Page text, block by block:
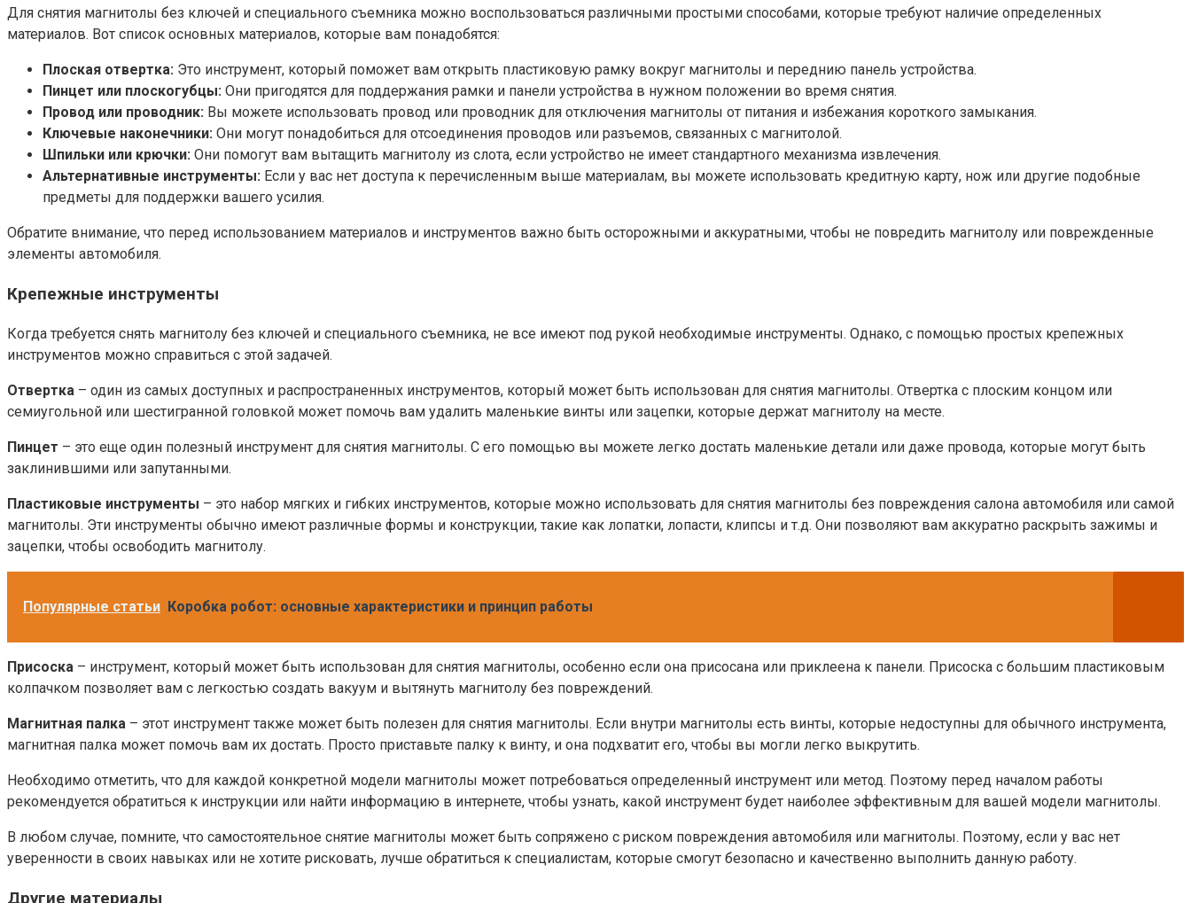
Для снятия магнитолы без ключей и специального съемника можно воспользоваться различными простыми способами, которые требуют наличие определенных
материалов. Вот список основных материалов, которые вам понадобятся:
Плоская отвертка: Это инструмент, который поможет вам открыть пластиковую рамку вокруг магнитолы и переднию панель устройства.
Пинцет или плоскогубцы: Они пригодятся для поддержания рамки и панели устройства в нужном положении во время снятия.
Провод или проводник: Вы можете использовать провод или проводник для отключения магнитолы от питания и избежания короткого замыкания.
Ключевые наконечники: Они могут понадобиться для отсоединения проводов или разъемов, связанных с магнитолой.
Шпильки или крючки: Они помогут вам вытащить магнитолу из слота, если устройство не имеет стандартного механизма извлечения.
Альтернативные инструменты: Если у вас нет доступа к перечисленным выше материалам, вы можете использовать кредитную карту, нож или другие подобные
предметы для поддержки вашего усилия.
Обратите внимание, что перед использованием материалов и инструментов важно быть осторожными и аккуратными, чтобы не повредить магнитолу или поврежденные
элементы автомобиля.
Крепежные инструменты
Когда требуется снять магнитолу без ключей и специального съемника, не все имеют под рукой необходимые инструменты. Однако, с помощью простых крепежных
инструментов можно справиться с этой задачей.
Отвертка – один из самых доступных и распространенных инструментов, который может быть использован для снятия магнитолы. Отвертка с плоским концом или
семиугольной или шестигранной головкой может помочь вам удалить маленькие винты или зацепки, которые держат магнитолу на месте.
Пинцет – это еще один полезный инструмент для снятия магнитолы. С его помощью вы можете легко достать маленькие детали или даже провода, которые могут быть
заклинившими или запутанными.
Пластиковые инструменты – это набор мягких и гибких инструментов, которые можно использовать для снятия магнитолы без повреждения салона автомобиля или самой
магнитолы. Эти инструменты обычно имеют различные формы и конструкции, такие как лопатки, лопасти, клипсы и т.д. Они позволяют вам аккуратно раскрыть зажимы и
зацепки, чтобы освободить магнитолу.
Популярные статьи Коробка робот: основные характеристики и принцип работы
Присоска – инструмент, который может быть использован для снятия магнитолы, особенно если она присосана или приклеена к панели. Присоска с большим пластиковым
колпачком позволяет вам с легкостью создать вакуум и вытянуть магнитолу без повреждений.
Магнитная палка – этот инструмент также может быть полезен для снятия магнитолы. Если внутри магнитолы есть винты, которые недоступны для обычного инструмента,
магнитная палка может помочь вам их достать. Просто приставьте палку к винту, и она подхватит его, чтобы вы могли легко выкрутить.
Необходимо отметить, что для каждой конкретной модели магнитолы может потребоваться определенный инструмент или метод. Поэтому перед началом работы
рекомендуется обратиться к инструкции или найти информацию в интернете, чтобы узнать, какой инструмент будет наиболее эффективным для вашей модели магнитолы.
В любом случае, помните, что самостоятельное снятие магнитолы может быть сопряжено с риском повреждения автомобиля или магнитолы. Поэтому, если у вас нет
уверенности в своих навыках или не хотите рисковать, лучше обратиться к специалистам, которые смогут безопасно и качественно выполнить данную работу.
Другие материалы